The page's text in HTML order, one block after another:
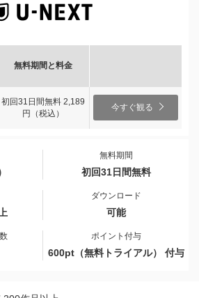
無料期間と料金
初回31日間無料 2,189
円（税込）
今すぐ観る
無料期間
初回31日間無料
ダウンロード
可能
ポイント付与
600pt（無料トライアル） 付与